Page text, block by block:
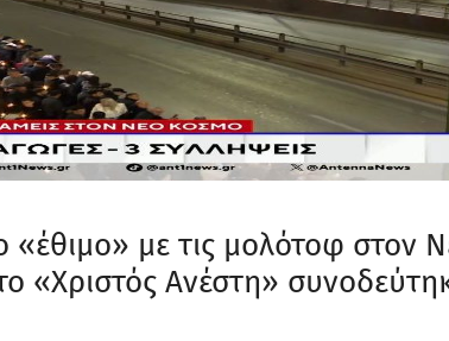
με τις μολότοφ στον
«Χριστός Ανέστη»